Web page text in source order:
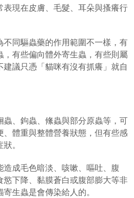
表現在皮膚、毛髮、耳朵與搔癢行
不同驅蟲藥的作用範圍不一樣，有
，有些偏向體外寄生蟲，有些則屬
建議只憑「貓咪有沒有抓癢」就自
蟲、鉤蟲、絛蟲與部分原蟲等，可
、體重與整體營養狀態，但有些感
。
造成毛色暗淡、咳嗽、嘔吐、腹
慾下降、黏膜蒼白或腹部膨大等非
生蟲是會傳染給人的。